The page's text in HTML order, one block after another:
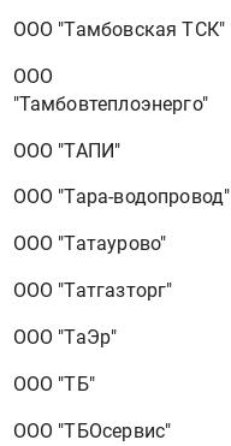
ООО "Тамбовская ТСК"
ООО
"Тамбовтеплоэнерго"
ООО "ТАПИ"
ООО "Тара-водопровод"
ООО "Татаурово"
ООО "Татгазторг"
ООО "ТаЭр"
ООО "ТБ"
ООО "ТБОсервис"